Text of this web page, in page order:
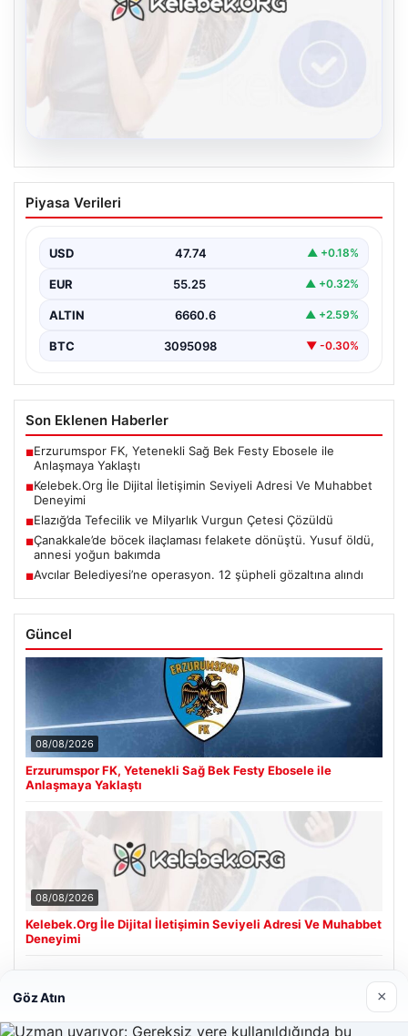
Kelebek.Org İle Dijital İletişimin Seviyeli
Adresi Ve Muhabbet Deneyimi
sağlaması kritik bir önem barındırmaktadır. Halen
birçok…
Piyasa Verileri
USD 47.74 ▲ +0.18%
EUR 55.25 ▲ +0.32%
ALTIN 6660.6 ▲ +2.59%
BTC 3095098 ▼ -0.30%
Son Eklenen Haberler
■Erzurumspor FK, Yetenekli Sağ Bek Festy Ebosele ile
Anlaşmaya Yaklaştı
■Kelebek.Org İle Dijital İletişimin Seviyeli Adresi Ve Muhabbet
Deneyimi
■Elazığ’da Tefecilik ve Milyarlık Vurgun Çetesi Çözüldü
■Çanakkale’de böcek ilaçlaması felakete dönüştü. Yusuf öldü,
annesi yoğun bakımda
■Avcılar Belediyesi’ne operasyon. 12 şüpheli gözaltına alındı
Güncel
08/08/2026
Erzurumspor FK, Yetenekli Sağ Bek Festy Ebosele ile
Anlaşmaya Yaklaştı
08/08/2026
Kelebek.Org İle Dijital İletişimin Seviyeli Adresi Ve Muhabbet
Deneyimi
Göz Atın ×